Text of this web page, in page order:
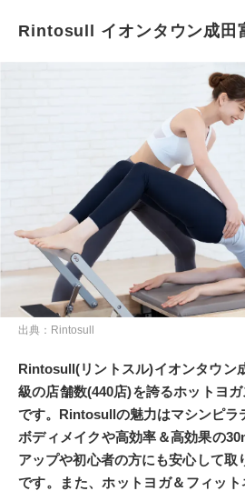
Rintosull イオンタウン成田
出典：Rintosull
Rintosull(リントスル)イオンタウン
級の店舗数(440店)を誇るホットヨ
です。Rintosullの魅力はマシンピラ
ボディメイクや高効率＆高効果の
アップや初心者の方にも安心して取
です。また、ホットヨガ＆フィッ